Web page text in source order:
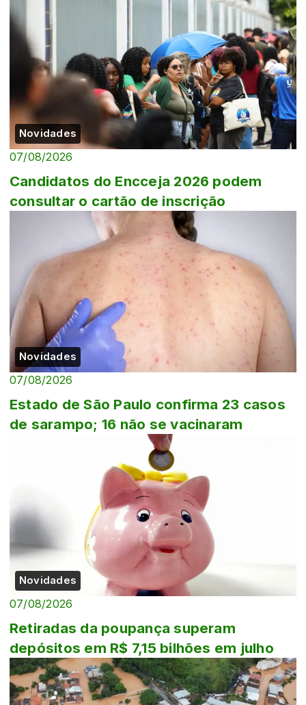
Novidades
07/08/2026
Candidatos do Encceja 2026 podem
consultar o cartão de inscrição
Novidades
07/08/2026
Estado de São Paulo confirma 23 casos
de sarampo; 16 não se vacinaram
Novidades
07/08/2026
Retiradas da poupança superam
depósitos em R$ 7,15 bilhões em julho